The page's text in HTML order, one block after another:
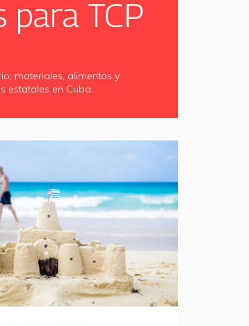
TCP
materiales, alimentos y
estatales en Cuba.